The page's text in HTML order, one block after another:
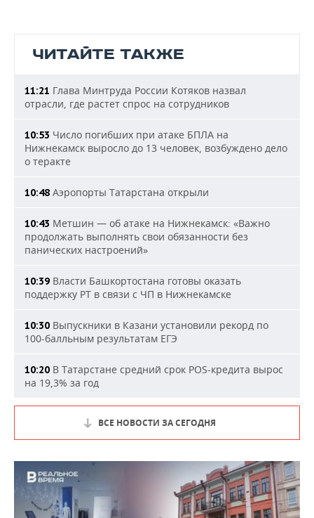
ЧИТАЙТЕ ТАКЖЕ
11:21 Глава Минтруда России Котяков назвал
отрасли, где растет спрос на сотрудников
10:53 Число погибших при атаке БПЛА на
Нижнекамск выросло до 13 человек, возбуждено дело
о теракте
10:48 Аэропорты Татарстана открыли
10:43 Метшин — об атаке на Нижнекамск: «Важно
продолжать выполнять свои обязанности без
панических настроений»
10:39 Власти Башкортостана готовы оказать
поддержку РТ в связи с ЧП в Нижнекамске
10:30 Выпускники в Казани установили рекорд по
100-балльным результатам ЕГЭ
10:20 В Татарстане средний срок POS-кредита вырос
на 19,3% за год
ВСЕ НОВОСТИ ЗА СЕГОДНЯ